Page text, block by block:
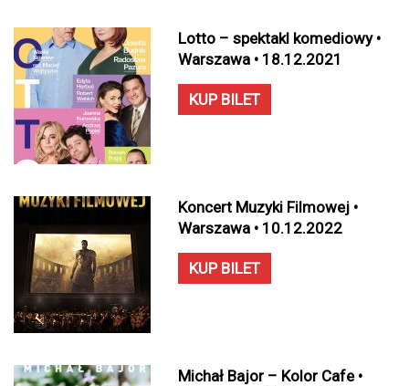
Lotto – spektakl komediowy •
Warszawa • 18.12.2021
KUP BILET
Koncert Muzyki Filmowej •
Warszawa • 10.12.2022
KUP BILET
Michał Bajor – Kolor Cafe •